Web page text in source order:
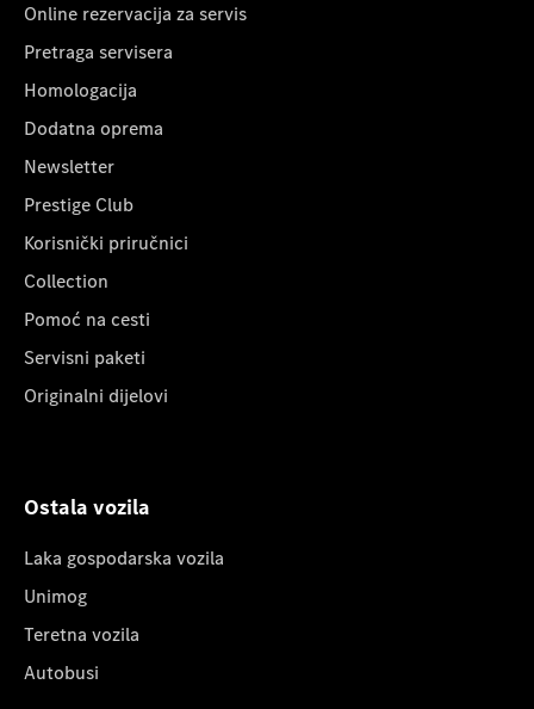
Online rezervacija za servis
Pretraga servisera
Homologacija
Dodatna oprema
Newsletter
Prestige Club
Korisnički priručnici
Collection
Pomoć na cesti
Servisni paketi
Originalni dijelovi
Ostala vozila
Laka gospodarska vozila
Unimog
Teretna vozila
Autobusi